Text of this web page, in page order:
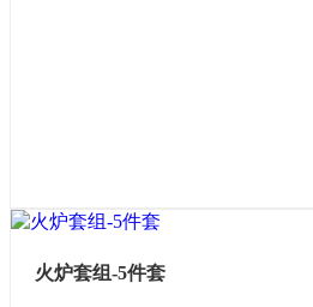
火炉套组-5件套